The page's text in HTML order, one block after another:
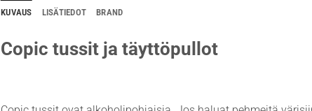
KUVAUS LISÄTIEDOT BRAND
Copic tussit ja täyttöpullot